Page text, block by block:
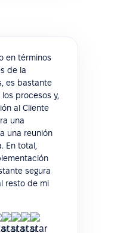
en términos
de la
es bastante
procesos y,
al Cliente
una
una reunión
En total,
segura
resto de mi